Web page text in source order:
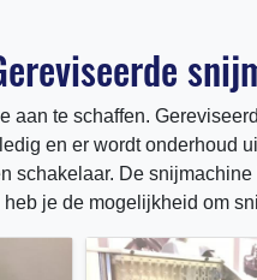
te schaffen.
en er wordt onderhoud
schakelaar. De
je de mogelijkheid om